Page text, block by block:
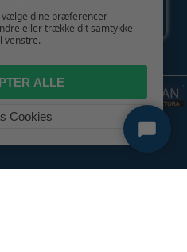
| Alle rettigheder forbeholdes |
vælge dine præferencer
eller trække dit samtykke
venstre.
ALLE
Cookies